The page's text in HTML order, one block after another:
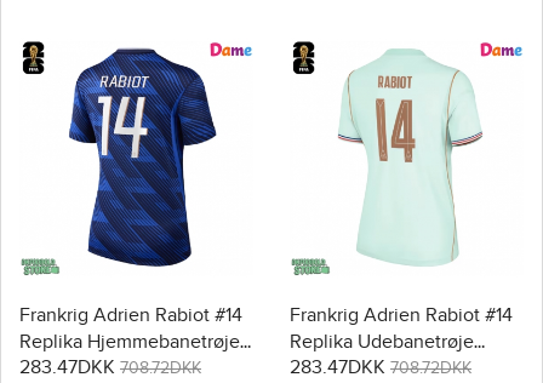
Frankrig Adrien Rabiot #14
Replika Hjemmebanetrøje
Dame VM 2026 Kortærmet
283.47DKK 708.72DKK
Frankrig Adrien Rabiot #14
Replika Udebanetrøje
Dame VM 2026 Kortærmet
283.47DKK 708.72DKK